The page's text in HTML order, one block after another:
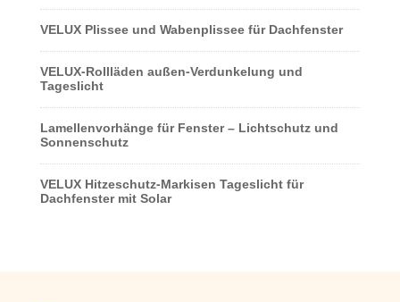
VELUX Plissee und Wabenplissee für Dachfenster
VELUX-Rollläden außen-Verdunkelung und
Tageslicht
Lamellenvorhänge für Fenster – Lichtschutz und
Sonnenschutz
VELUX Hitzeschutz-Markisen Tageslicht für
Dachfenster mit Solar